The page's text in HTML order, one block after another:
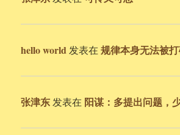
hello world 发表在规律本身无法被
张津东 发表在 阳谋：多提出问题，